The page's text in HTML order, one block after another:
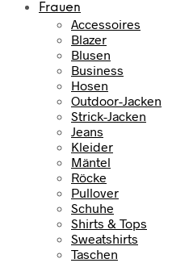
Frauen
Accessoires
Blazer
Blusen
Business
Hosen
Outdoor-Jacken
Strick-Jacken
Jeans
Kleider
Mäntel
Röcke
Pullover
Schuhe
Shirts & Tops
Sweatshirts
Taschen